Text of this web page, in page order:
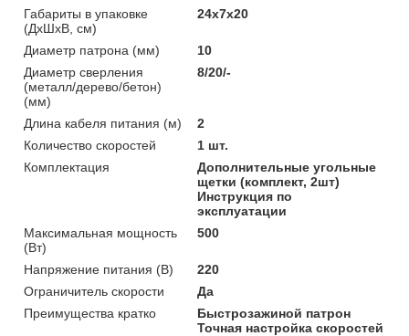
Габариты в упаковке
(ДхШхВ, см)
24x7x20
Диаметр патрона (мм)
10
Диаметр сверления
(металл/дерево/бетон)
(мм)
8/20/-
Длина кабеля питания (м)
2
Количество скоростей
1 шт.
Комплектация
Дополнительные угольные
щетки (комплект, 2шт)
Инструкция по
эксплуатации
Максимальная мощность
(Вт)
500
Напряжение питания (В)
220
Ограничитель скорости
Да
Преимущества кратко
Быстрозажиной патрон
Точная настройка скоростей